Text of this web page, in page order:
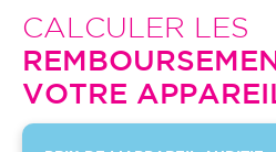
CALCULER LES
VOTRE